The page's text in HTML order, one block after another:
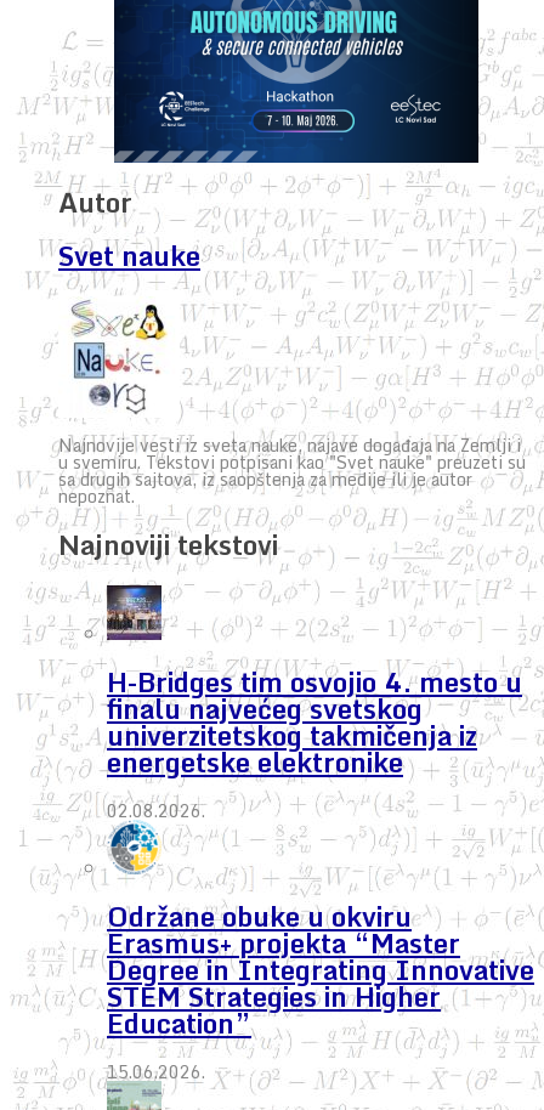
Autor
Svet nauke
Najnovije vesti iz sveta nauke, najave događaja na Zemlji i
u svemiru. Tekstovi potpisani kao "Svet nauke" preuzeti su
sa drugih sajtova, iz saopštenja za medije ili je autor
nepoznat.
Najnoviji tekstovi
H-Bridges tim osvojio 4. mesto u
finalu najvećeg svetskog
univerzitetskog takmičenja iz
energetske elektronike
02.08.2026.
Održane obuke u okviru
Erasmus+ projekta “Master
Degree in Integrating Innovative
STEM Strategies in Higher
Education”
15.06.2026.